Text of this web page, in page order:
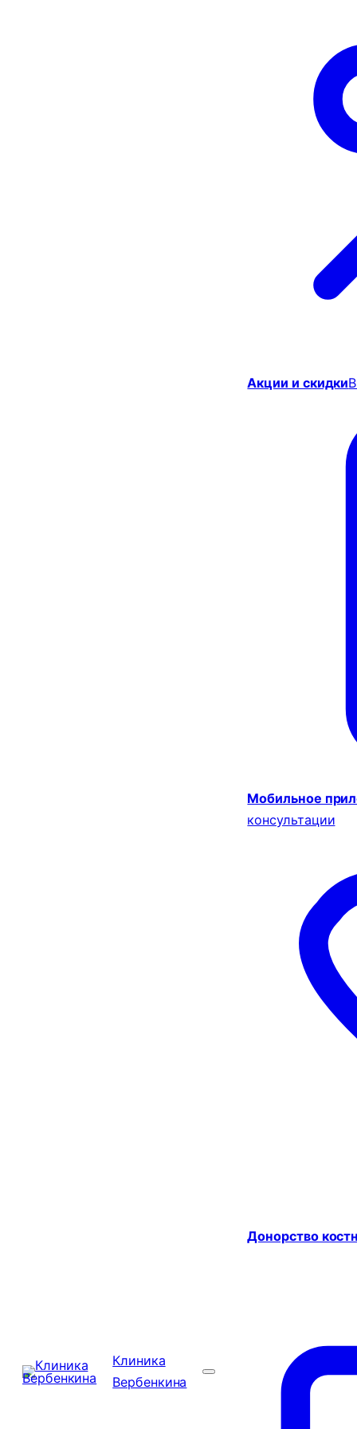
Клиника
Вербенкина
Акции и скидки
Мобильное
консультации
Донорство